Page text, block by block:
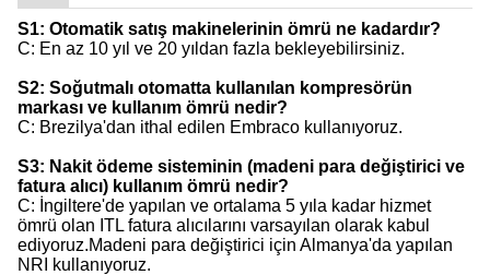
S1: Otomatik satış makinelerinin ömrü ne kadardır?
C: En az 10 yıl ve 20 yıldan fazla bekleyebilirsiniz.
S2: Soğutmalı otomatta kullanılan kompresörün
markası ve kullanım ömrü nedir?
C: Brezilya'dan ithal edilen Embraco kullanıyoruz.
S3: Nakit ödeme sisteminin (madeni para değiştirici ve
fatura alıcı) kullanım ömrü nedir?
C: İngiltere'de yapılan ve ortalama 5 yıla kadar hizmet
ömrü olan ITL fatura alıcılarını varsayılan olarak kabul
ediyoruz.Madeni para değiştirici için Almanya'da yapılan
NRI kullanıyoruz.